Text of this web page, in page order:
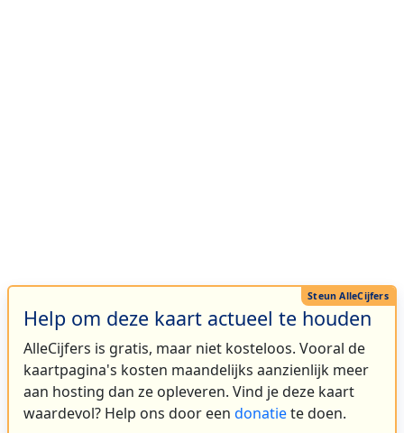
Help om deze kaart actueel te houden
AlleCijfers is gratis, maar niet kosteloos. Vooral de
kaartpagina's kosten maandelijks aanzienlijk meer
aan hosting dan ze opleveren. Vind je deze kaart
waardevol? Help ons door een donatiete doen.